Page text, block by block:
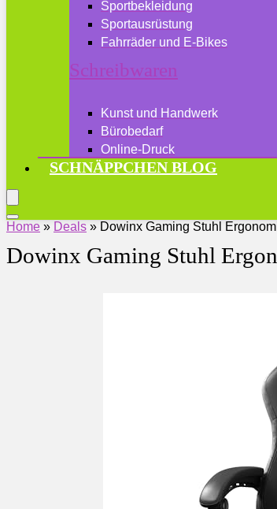
Sportbekleidung
Sportausrüstung
Fahrräder und E-Bikes
Schreibwaren
Kunst und Handwerk
Bürobedarf
Online-Druck
SCHNÄPPCHEN BLOG
Home » Deals » Dowinx Gaming Stuhl
Dowinx Gaming Stuhl